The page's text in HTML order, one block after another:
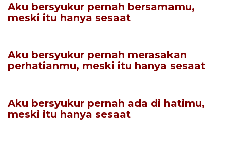
Aku bersyukur pernah bersamamu,
meski itu hanya sesaat
Aku bersyukur pernah merasakan
perhatianmu, meski itu hanya sesaat
Aku bersyukur pernah ada di hatimu,
meski itu hanya sesaat